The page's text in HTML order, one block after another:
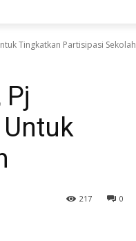
Tingkatkan Partisipasi Sekolah
0
217